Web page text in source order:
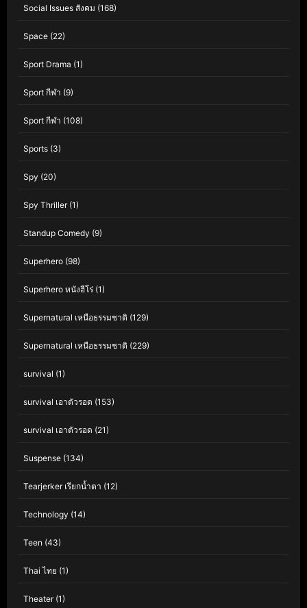
Social Issues สังคม (168)
Space (22)
Sport Drama (1)
Sport กีฬา (9)
Sport กีฬา (108)
Sports (3)
Spy (20)
Spy Thriller(1)
Standup Comedy (9)
Superhero (98)
Superhero หนังฮีโร่ (1)
Supernatural เหนือธรรมชาติ (129)
Supernatural เหนือธรรมชาติ (229)
survival (1)
survival เอาตัวรอด (153)
survival เอาตัวรอด (21)
Suspense (134)
Tearjerker เรียกน้ำตา (12)
Technology (14)
Teen (43)
Thai ไทย (1)
Theater(1)